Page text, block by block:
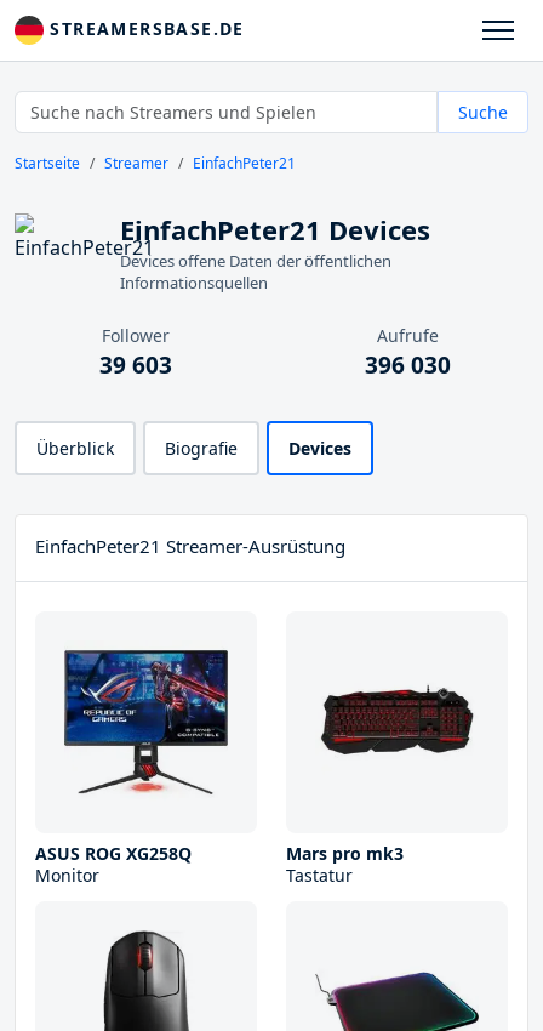
STREAMERSBASE.DE
Suche
Startseite Streamer EinfachPeter21
EinfachPeter21 Devices
Devices offene Daten der öffentlichen
Informationsquellen
Follower
39 603
Aufrufe
396 030
Überblick Biografie Devices
EinfachPeter21 Streamer-Ausrüstung
ASUS ROG XG258Q
Monitor
Mars pro mk3
Tastatur